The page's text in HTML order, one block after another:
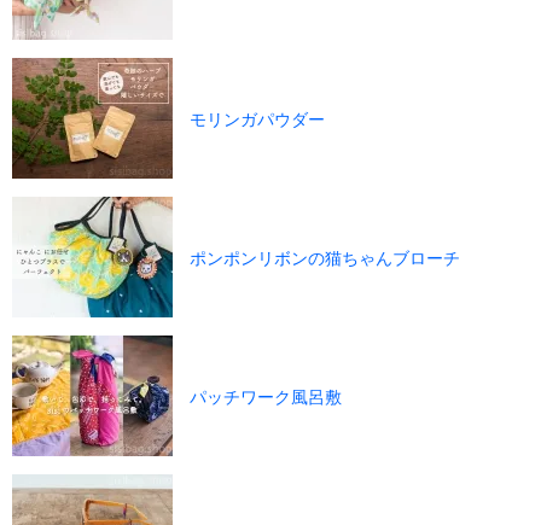
モリンガパウダー
ポンポンリボンの猫ちゃんブローチ
パッチワーク風呂敷